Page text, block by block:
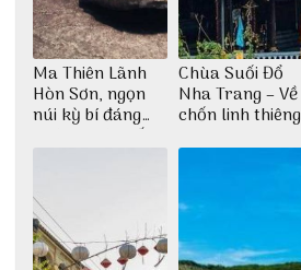
Ma Thiên Lãnh
Hòn Sơn, ngọn
núi kỳ bí đáng
khám phá nhất
Chùa Suối Đổ
Nha Trang – Về
chốn linh thiêng
thiền định